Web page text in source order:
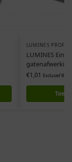
LUMINES
LUMINES
€1,01 Exclusief BTW